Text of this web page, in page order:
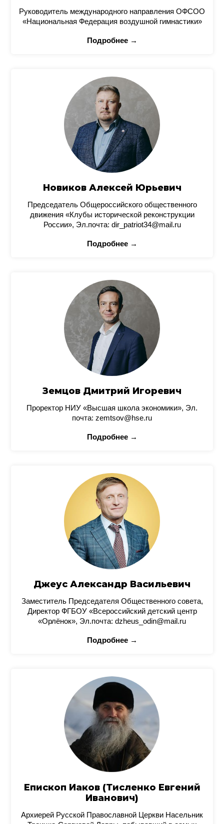
Руководитель международного направления ОФСОО
«Национальная Федерация воздушной гимнастики»
Подробнее →
Новиков Алексей Юрьевич
Председатель Общероссийского общественного
движения «Клубы исторической реконструкции
России», Эл.почта: dir_patriot34@mail.ru
Подробнее →
Земцов Дмитрий Игоревич
Проректор НИУ «Высшая школа экономики», Эл.
почта: zemtsov@hse.ru
Подробнее →
Джеус Александр Васильевич
Заместитель Председателя Общественного совета,
Директор ФГБОУ «Всероссийский детский центр
«Орлёнок», Эл.почта: dzheus_odin@mail.ru
Подробнее →
Епископ Иаков (Тисленко Евгений
Иванович)
Архиерей Русской Православной Церкви Насельник